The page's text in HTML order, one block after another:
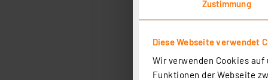
Zustimmung
Diese Webseite verwendet
Wir verwenden Cookies
Funktionen der Webseite